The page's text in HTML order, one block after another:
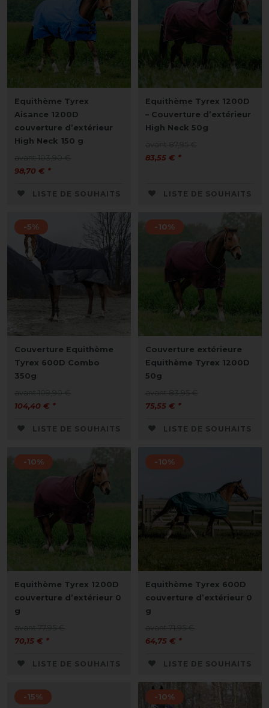
Equithème Tyrex
Aisance 1200D
couverture d’extérieur
High Neck 150 g
98,70 € *
LISTE DE SOUHAITS
Equithème Tyrex 1200D
– Couverture d’extérieur
High Neck 50g
83,55 € *
LISTE DE SOUHAITS
-5%
Couverture Equithème
Tyrex 600D Combo
350g
104,40 € *
LISTE DE SOUHAITS
-10%
Couverture extérieure
Equithème Tyrex 1200D
50g
75,55 € *
LISTE DE SOUHAITS
-10%
Equithème Tyrex 1200D
couverture d’extérieur 0
g
70,15 € *
LISTE DE SOUHAITS
-10%
Equithème Tyrex 600D
couverture d’extérieur 0
g
64,75 € *
LISTE DE SOUHAITS
-15% -10%